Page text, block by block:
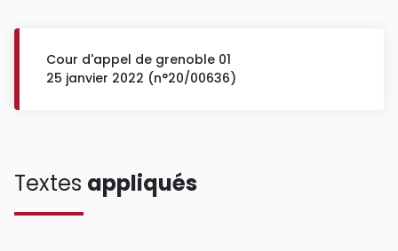
Cour d'appel de grenoble 01
25 janvier 2022 (n°20/00636)
Textes appliqués